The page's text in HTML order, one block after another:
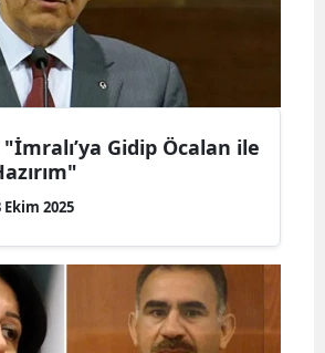
Gidip Öcalan ile
Ekim 2025